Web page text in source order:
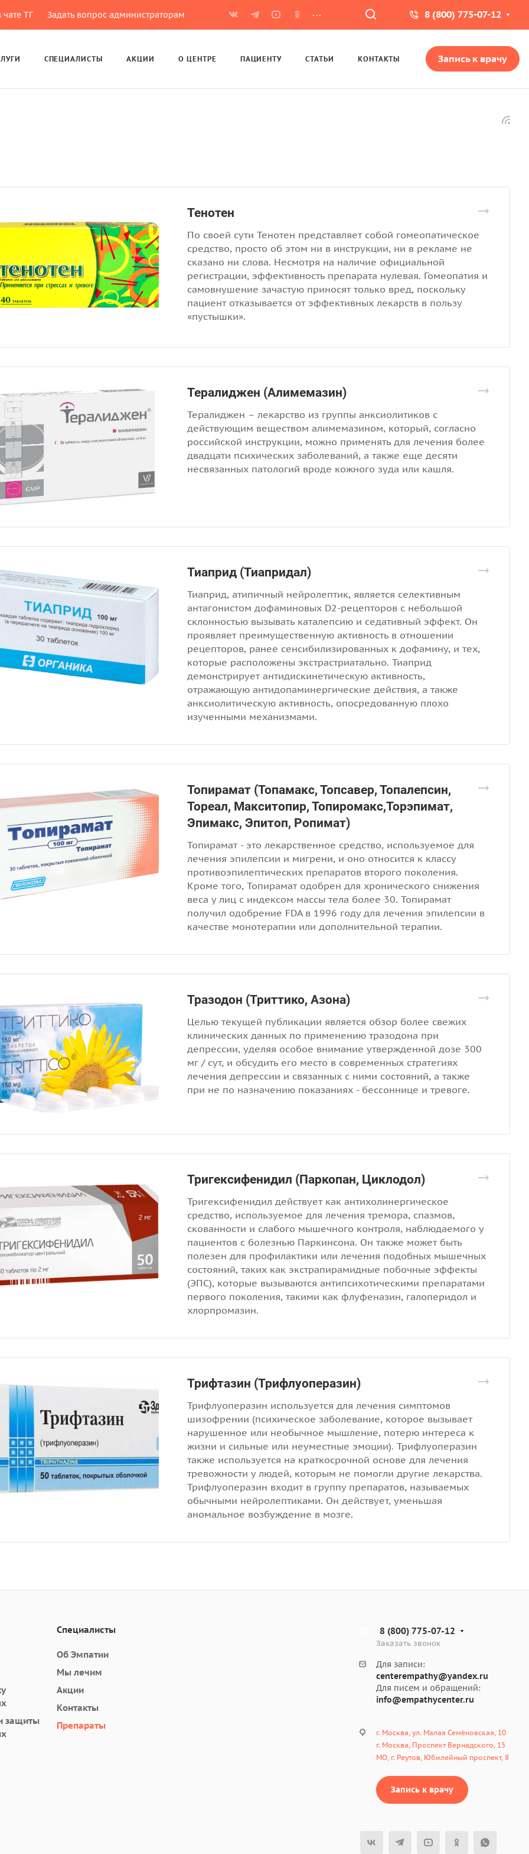
ТГ Задать вопрос администраторам ... 8 (800) 775-07-12
СПЕЦИАЛИСТЫ АКЦИИ О ЦЕНТРЕ ПАЦИЕНТУ СТАТЬИ КОНТАКТЫ Запись к врачу
Тенотен
По своей сути Тенотен представляет собой гомеопатическое
средство, просто об этом ни в инструкции, ни в рекламе не
сказано ни слова. Несмотря на наличие официальной
регистрации, эффективность препарата нулевая. Гомеопатия и
самовнушение зачастую приносят только вред, поскольку
пациент отказывается от эффективных лекарств в пользу
«пустышки».
Тералиджен (Алимемазин)
Тералиджен – лекарство из группы анксиолитиков с
действующим веществом алимемазином, который, согласно
российской инструкции, можно применять для лечения более
двадцати психических заболеваний, а также еще десяти
несвязанных патологий вроде кожного зуда или кашля.
Тиаприд (Тиапридал)
Тиаприд, атипичный нейролептик, является селективным
антагонистом дофаминовых D2-рецепторов с небольшой
склонностью вызывать каталепсию и седативный эффект. Он
проявляет преимущественную активность в отношении
рецепторов, ранее сенсибилизированных к дофамину, и тех,
которые расположены экстрастриатально. Тиаприд
демонстрирует антидискинетическую активность,
отражающую антидопаминергические действия, а также
анксиолитическую активность, опосредованную плохо
изученными механизмами.
Топирамат (Топамакс, Топсавер, Топалепсин,
Тореал, Макситопир, Топиромакс,Торэпимат,
Эпимакс, Эпитоп, Ропимат)
Топирамат - это лекарственное средство, используемое для
лечения эпилепсии и мигрени, и оно относится к классу
противоэпилептических препаратов второго поколения.
Кроме того, Топирамат одобрен для хронического снижения
веса у лиц с индексом массы тела более 30. Топирамат
получил одобрение FDA в 1996 году для лечения эпилепсии в
качестве монотерапии или дополнительной терапии.
Тразодон (Триттико, Азона)
Целью текущей публикации является обзор более свежих
клинических данных по применению тразодона при
депрессии, уделяя особое внимание утвержденной дозе 300
мг / сут, и обсудить его место в современных стратегиях
лечения депрессии и связанных с ними состояний, а также
при не по назначению показаниях - бессоннице и тревоге.
Тригексифенидил (Паркопан, Циклодол)
Тригексифенидил действует как антихолинергическое
средство, используемое для лечения тремора, спазмов,
скованности и слабого мышечного контроля, наблюдаемого у
пациентов с болезнью Паркинсона. Он также может быть
полезен для профилактики или лечения подобных мышечных
состояний, таких как экстрапирамидные побочные эффекты
(ЭПС), которые вызываются антипсихотическими препаратами
первого поколения, такими как флуфеназин, галоперидол и
хлорпромазин.
Трифтазин (Трифлуоперазин)
Трифлуоперазин используется для лечения симптомов
шизофрении (психическое заболевание, которое вызывает
нарушенное или необычное мышление, потерю интереса к
жизни и сильные или неуместные эмоции). Трифлуоперазин
также используется на краткосрочной основе для лечения
тревожности у людей, которым не помогли другие лекарства.
Трифлуоперазин входит в группу препаратов, называемых
обычными нейролептиками. Он действует, уменьшая
аномальное возбуждение в мозге.
защиты
Специалисты
Об Эмпатии
Мы лечим
Акции
Контакты
Препараты
8 (800) 775-07-12
Заказать звонок
Для записи:
centerempathy@yandex.ru
Для писем и обращений:
info@empathycenter.ru
г. Москва, ул. Малая Семёновская, 10
г. Москва, Проспект Вернадского, 15
МО, г. Реутов, Юбилейный проспект, 8
Запись к врачу